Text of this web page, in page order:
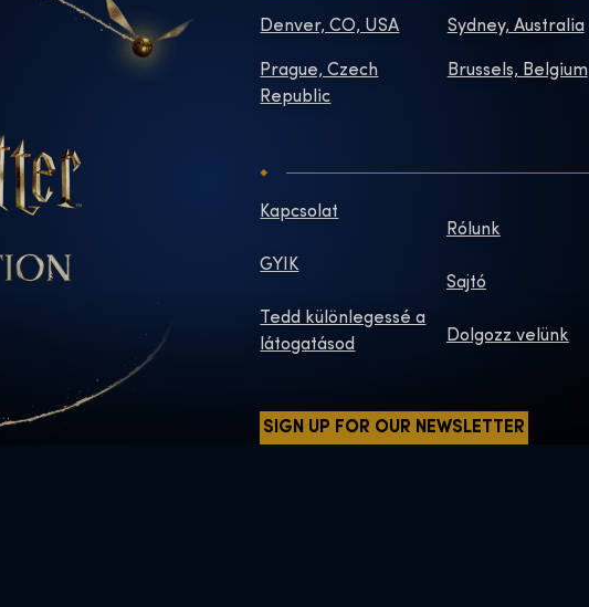
Denver, CO, USA Sydney, Australia
Prague, Czech
Republic
Brussels, Belgium
Kapcsolat
GYIK
Tedd különlegessé a
látogatásod
Rólunk
Sajtó
Dolgozz velünk
SIGN UP FOR OUR NEWSLETTER